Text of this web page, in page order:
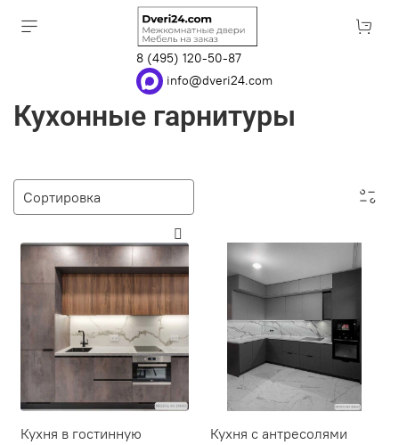
8 (495) 120-50-87
info@dveri24.com
Кухонные гарнитуры
Кухня в гостинную Кухня с антресолями